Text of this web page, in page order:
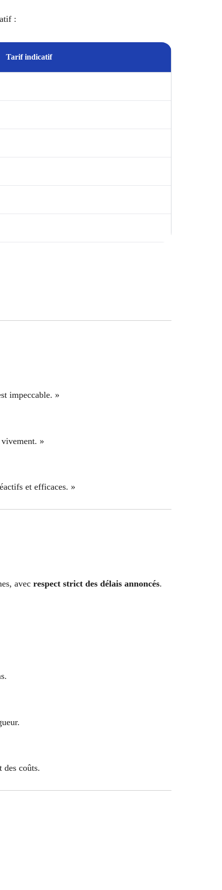
:
Tarif indicatif
impeccable. »
»
et efficaces. »
avec respect strict des délais annoncés.
des coûts.